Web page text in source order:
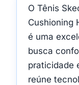
O Tênis
Cushioning
é uma
busca
praticidade
reúne